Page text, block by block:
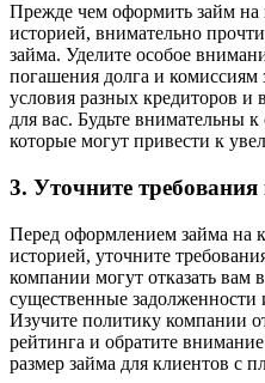
Прежде чем оформить займ на
историей, внимательно
займа. Уделите особое
погашения долга и
условия разных кредиторов
для вас. Будьте внимательны
которые могут привести к
3. Уточните
Перед оформлением займа на
историей, уточните
компании могут отказать вам
существенные
Изучите политику компании
рейтинга и обратите
размер займа для клиентов с